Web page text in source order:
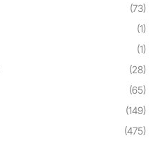
(73)
(1)
(1)
(28)
(65)
(149)
(475)